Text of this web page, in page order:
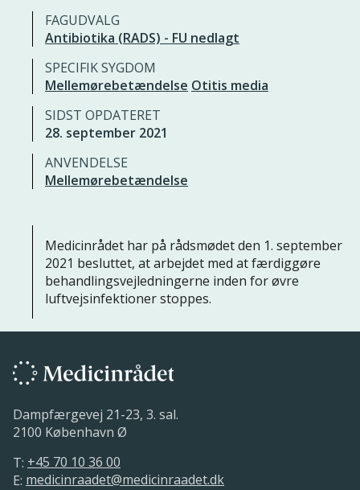
FAGUDVALG
Antibiotika (RADS) - FU nedlagt
SPECIFIK SYGDOM
Mellemørebetændelse Otitis media
SIDST OPDATERET
28. september 2021
ANVENDELSE
Mellemørebetændelse
Medicinrådet har på rådsmødet den 1. september
2021 besluttet, at arbejdet med at færdiggøre
behandlingsvejledningerne inden for øvre
luftvejsinfektioner stoppes.
Dampfærgevej 21-23, 3. sal.
2100 København Ø
T: +45 70 10 36 00
E: medicinraadet@medicinraadet.dk